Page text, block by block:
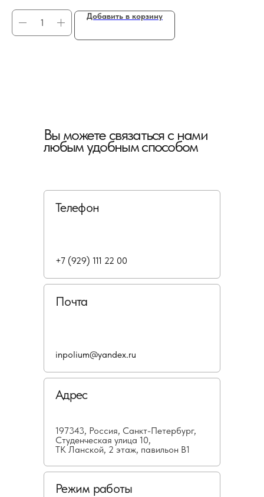
Добавить в корзину
Вы можете связаться с нами
любым удобным способом
Телефон
Почта
Адрес
197343, Россия, Санкт-Петербург,
Студенческая улица 10,
ТК Ланской, 2 этаж, павильон В1
Режим работы
+7 (929) 111 22 00
inpolium@yandex.ru